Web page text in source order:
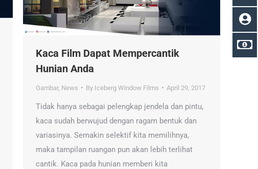
Kaca Film Dapat Mempercantik
Hunian Anda
Gambar, News By Iceberg Window Films April 29, 2017
Tidak hanya sebagai pelengkap jendela dan pintu,
kaca sudah berwujud dengan ragam bentuk dan
variasinya. Semakin selektif kita memilihnya,
maka tampilan ruangan pun akan lebih terlihat
cantik. Kaca pada hunian memberi kita